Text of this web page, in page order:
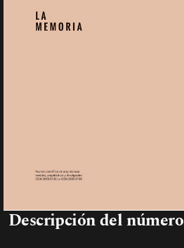
Descripción del número